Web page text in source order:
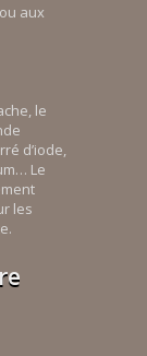
aux
le
d’iode,
Le
les